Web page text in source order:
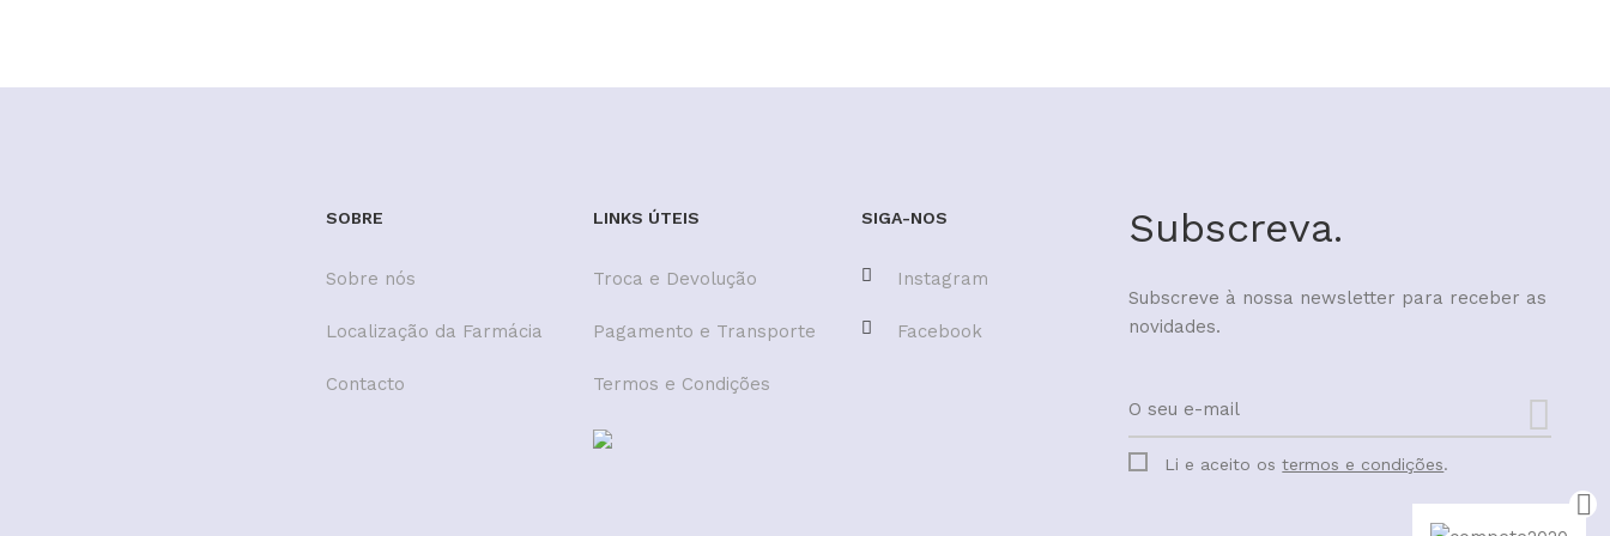
SOBRE
Sobre nós
Localização da Farmácia
Contacto
LINKS ÚTEIS
Troca e Devolução
Pagamento e Transporte
Termos e Condições
SIGA-NOS
Instagram
Facebook
Subscreva.
Subscreve à nossa newsletter para receber as
novidades.
Li e aceito ostermos e condições.